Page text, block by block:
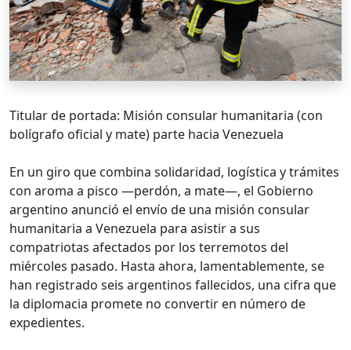
Titular de portada: Misión consular humanitaria (con
bolígrafo oficial y mate) parte hacia Venezuela
En un giro que combina solidaridad, logística y trámites
con aroma a pisco —perdón, a mate—, el Gobierno
argentino anunció el envío de una misión consular
humanitaria a Venezuela para asistir a sus
compatriotas afectados por los terremotos del
miércoles pasado. Hasta ahora, lamentablemente, se
han registrado seis argentinos fallecidos, una cifra que
la diplomacia promete no convertir en número de
expedientes.